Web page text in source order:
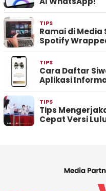
TIPS
Ramai di Media
Spotify
TIPS
Cara Daftar
Aplikasi
TIPS
Tips
Cepat Versi